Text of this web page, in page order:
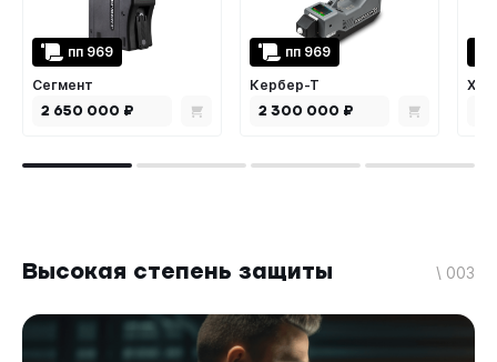
Сегмент
2 650 000 ₽
пп 969
Кербер-Т
2 300 000 ₽
пп 969
Высокая степень защиты \ 003